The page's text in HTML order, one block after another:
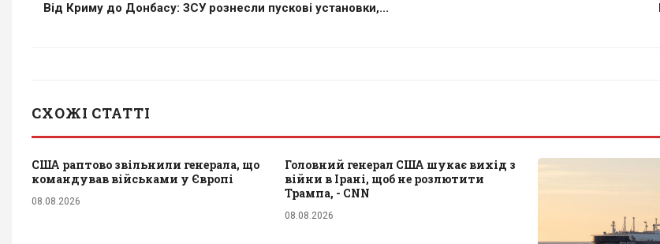
Від Криму до Донбасу: ЗСУ рознесли пускові установки,...
СХОЖІ СТАТТІ
США раптово звільнили генерала, що
командував військами у Європі
08.08.2026
Головний генерал США шукає вихід з
війни в Ірані, щоб не розлютити
Трампа, - CNN
08.08.2026